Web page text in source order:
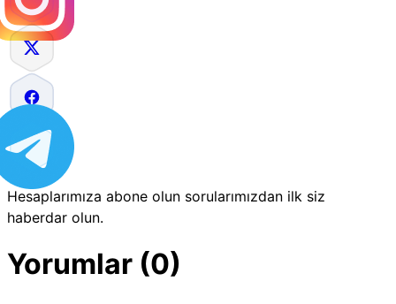
Hesaplarımıza abone olun sorularımızdan ilk siz
haberdar olun.
Yorumlar (0)